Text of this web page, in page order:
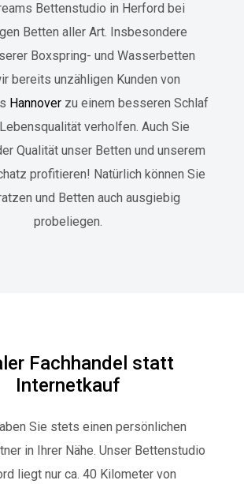
Bettenstudio in Herford bei
Betten aller Art. Insbesondere
Boxspring- und Wasserbetten
bereits unzähligen Kunden von
Hannoverzu einem besseren Schlaf
verholfen. Auch Sie
Qualität unser Betten und unserem
profitieren! Natürlich können Sie
und Betten auch ausgiebig
probeliegen.
Fachhandel statt
Internetkauf
Sie stets einen persönlichen
in Ihrer Nähe. Unser Bettenstudio
liegt nur ca. 40 Kilometer von